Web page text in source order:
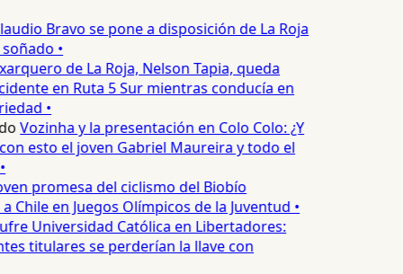
Bravo se pone a disposición de La Roja
•
de La Roja, Nelson Tapia, queda
en Ruta 5 Sur mientras conducía en
•
Vozinha y la presentación en Colo Colo: ¿Y
esto el joven Gabriel Maureira y todo el
promesa del ciclismo del Biobío
Chile en Juegos Olímpicos de la Juventud •
Universidad Católica en Libertadores:
titulares se perderían la llave con